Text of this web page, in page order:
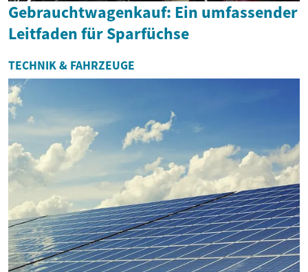
Gebrauchtwagenkauf: Ein umfassender
Leitfaden für Sparfüchse
TECHNIK & FAHRZEUGE